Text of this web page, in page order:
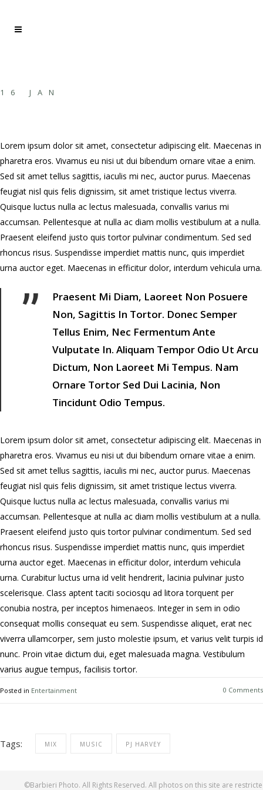
16 JAN
SUMMER MIX
Lorem ipsum dolor sit amet, consectetur adipiscing elit. Maecenas in
pharetra eros. Vivamus eu nisi ut dui bibendum ornare vitae a enim.
Sed sit amet tellus sagittis, iaculis mi nec, auctor purus. Maecenas
feugiat nisl quis felis dignissim, sit amet tristique lectus viverra.
Quisque luctus nulla ac lectus malesuada, convallis varius mi
accumsan. Pellentesque at nulla ac diam mollis vestibulum at a nulla.
Praesent eleifend justo quis tortor pulvinar condimentum. Sed sed
rhoncus risus. Suspendisse imperdiet mattis nunc, quis imperdiet
urna auctor eget. Maecenas in efficitur dolor, interdum vehicula urna.
”
Praesent Mi Diam, Laoreet Non Posuere
Non, Sagittis In Tortor. Donec Semper
Tellus Enim, Nec Fermentum Ante
Vulputate In. Aliquam Tempor Odio Ut Arcu
Dictum, Non Laoreet Mi Tempus. Nam
Ornare Tortor Sed Dui Lacinia, Non
Tincidunt Odio Tempus.
Lorem ipsum dolor sit amet, consectetur adipiscing elit. Maecenas in
pharetra eros. Vivamus eu nisi ut dui bibendum ornare vitae a enim.
Sed sit amet tellus sagittis, iaculis mi nec, auctor purus. Maecenas
feugiat nisl quis felis dignissim, sit amet tristique lectus viverra.
Quisque luctus nulla ac lectus malesuada, convallis varius mi
accumsan. Pellentesque at nulla ac diam mollis vestibulum at a nulla.
Praesent eleifend justo quis tortor pulvinar condimentum. Sed sed
rhoncus risus. Suspendisse imperdiet mattis nunc, quis imperdiet
urna auctor eget. Maecenas in efficitur dolor, interdum vehicula
urna. Curabitur luctus urna id velit hendrerit, lacinia pulvinar justo
scelerisque. Class aptent taciti sociosqu ad litora torquent per
conubia nostra, per inceptos himenaeos. Integer in sem in odio
consequat mollis consequat eu sem. Suspendisse aliquet, erat nec
viverra ullamcorper, sem justo molestie ipsum, et varius velit turpis id
nunc. Proin vitae dictum dui, eget malesuada magna. Vestibulum
varius augue tempus, facilisis tortor.
Posted in Entertainment 0 Comments
Tags: MIX MUSIC PJ HARVEY
©Barbieri Photo. All Rights Reserved. All photos on this site are